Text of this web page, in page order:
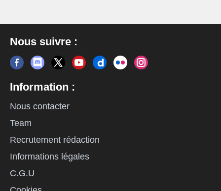
Nous suivre :
Information :
Nous contacter
Team
Recrutement rédaction
Informations légales
C.G.U